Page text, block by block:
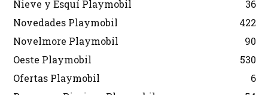
Nieve y Esquí Playmobil
36
Novedades Playmobil
422
Novelmore Playmobil
90
Oeste Playmobil
530
Ofertas Playmobil
6